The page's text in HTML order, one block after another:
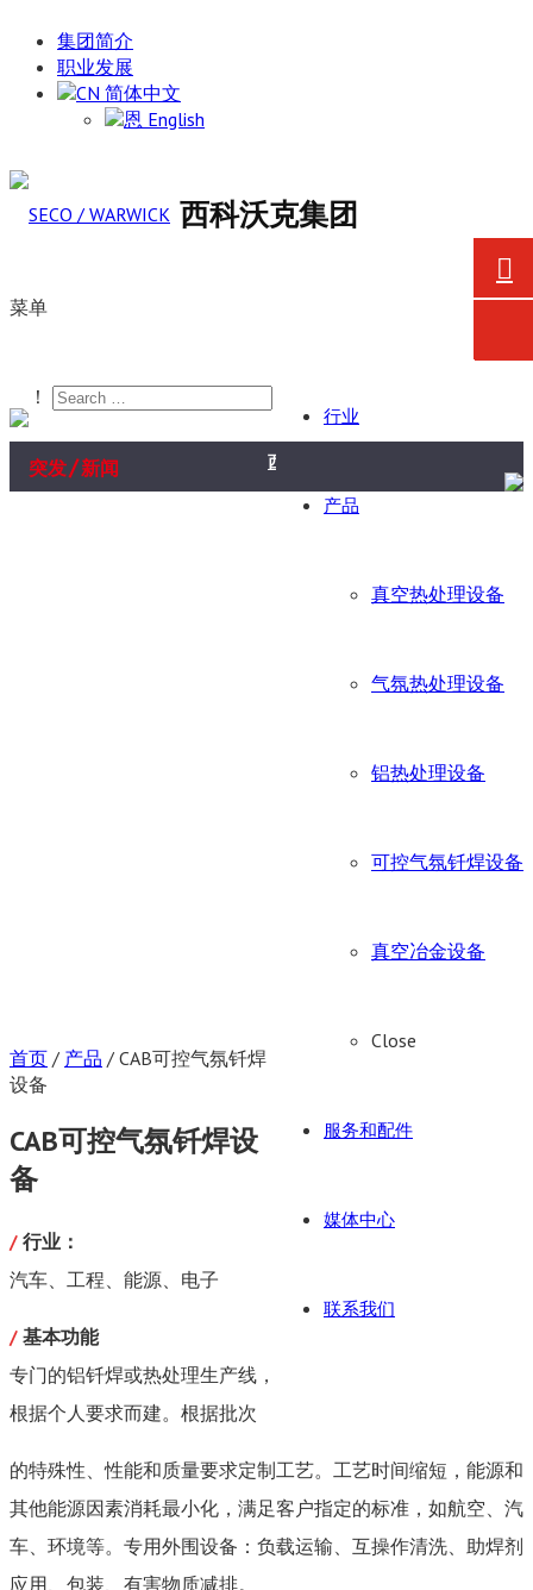
集团简介
职业发展
简体中文
English
西科沃克集团
菜单
行业
产品
真空热处理设备
气氛热处理设备
铝热处理设备
可控气氛钎焊设备
真空冶金设备
Close
服务和配件
媒体中心
联系我们
！
突发/新闻 西科沃克向戈德瑞吉企业集团航空航
首页 / 产品 / CAB可控气氛钎焊
设备
CAB可控气氛钎焊设
备
/ 行业：
汽车、工程、能源、电子
/ 基本功能
专门的铝钎焊或热处理生产线，
根据个人要求而建。根据批次
的特殊性、性能和质量要求定制工艺。工艺时间缩短，能源和
其他能源因素消耗最小化，满足客户指定的标准，如航空、汽
车、环境等。专用外围设备：负载运输、互操作清洗、助焊剂
应用、包装、有害物质减排。